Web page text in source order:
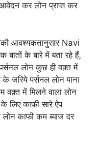
कर लोन प्राप्त कर
आवश्यकतानुसार Navi
के बारे में बता रहे हैं,
लोन कुछ ही वक़्त में
जरिये पर्सनल लोन पाना
वक़्त में मिलने वाला लोन
काफी सारे ऐप
काफी कम ब्याज दर